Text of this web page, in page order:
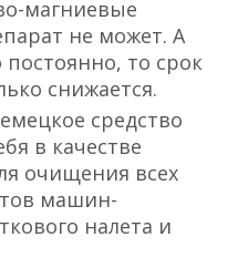
магниевые
не может. А
то срок
снижается.
средство
в качестве
очищения всех
машин-
налета и